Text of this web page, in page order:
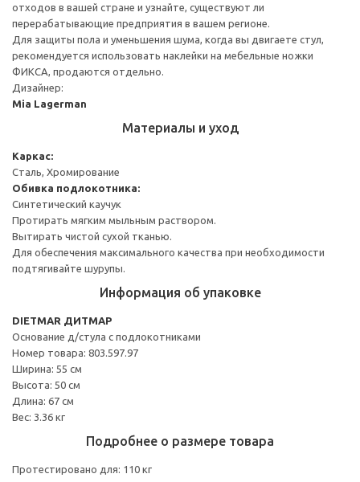
отходов в вашей стране и узнайте, существуют ли
перерабатывающие предприятия в вашем регионе.
Для защиты пола и уменьшения шума, когда вы двигаете стул,
рекомендуется использовать наклейки на мебельные ножки
ФИКСА, продаются отдельно.
Дизайнер:
Mia Lagerman
Материалы и уход
Каркас:
Сталь, Хромирование
Обивка подлокотника:
Синтетический каучук
Протирать мягким мыльным раствором.
Вытирать чистой сухой тканью.
Для обеспечения максимального качества при необходимости
подтягивайте шурупы.
Информация об упаковке
DIETMAR ДИТМАР
Основание д/стула с подлокотниками
Номер товара: 803.597.97
Ширина: 55 см
Высота: 50 см
Длина: 67 см
Вес: 3.36 кг
Подробнее о размере товара
Протестировано для: 110 кг